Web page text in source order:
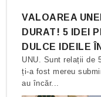
VALOAREA
DURAT! 5 IDEI
DULCE IDEILE
UNU. Sunt relații de
ți-a fost mereu
au încăr...